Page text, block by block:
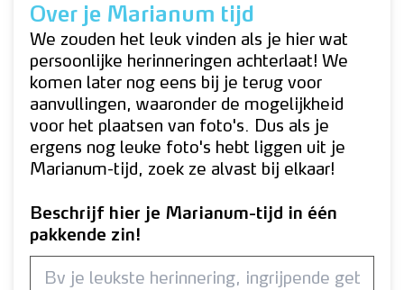
Over je Marianum tijd
We zouden het leuk vinden als je hier wat
persoonlijke herinneringen achterlaat! We
komen later nog eens bij je terug voor
aanvullingen, waaronder de mogelijkheid
voor het plaatsen van foto's. Dus als je
ergens nog leuke foto's hebt liggen uit je
Marianum-tijd, zoek ze alvast bij elkaar!
Beschrijf hier je Marianum-tijd in één
pakkende zin!